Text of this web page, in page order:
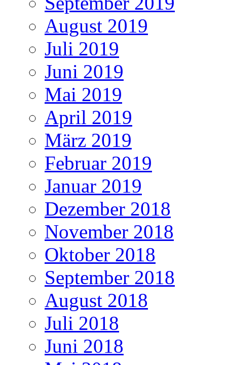
August 2019
Juli 2019
Juni 2019
Mai 2019
April 2019
März 2019
Februar 2019
Januar 2019
Dezember 2018
November 2018
Oktober 2018
September 2018
August 2018
Juli 2018
Juni 2018